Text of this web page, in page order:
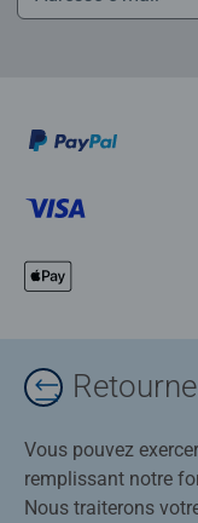
Vous pouvez
remplissant notre
Nous traiterons